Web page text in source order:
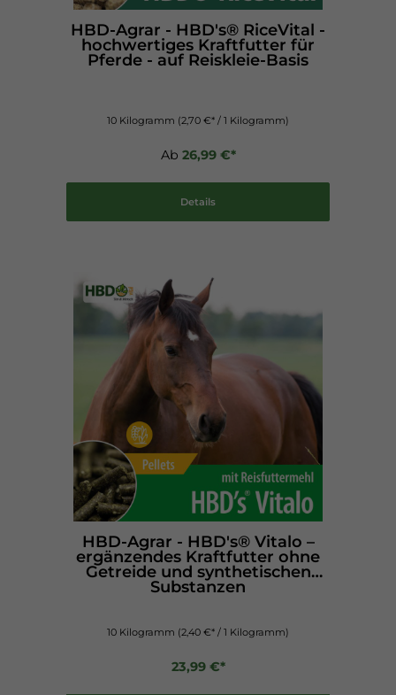
HBD-Agrar - HBD's® RiceVital -
hochwertiges Kraftfutter für
Pferde - auf Reiskleie-Basis
10 Kilogramm (2,70 €* / 1 Kilogramm)
Ab 26,99 €*
Details
HBD-Agrar - HBD's® Vitalo –
ergänzendes Kraftfutter ohne
Getreide und synthetischen
Substanzen
10 Kilogramm (2,40 €* / 1 Kilogramm)
23,99 €*